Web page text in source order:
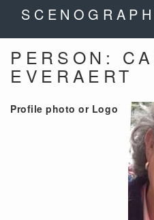
PERSON:
EVERAERT
Profile photo or Logo